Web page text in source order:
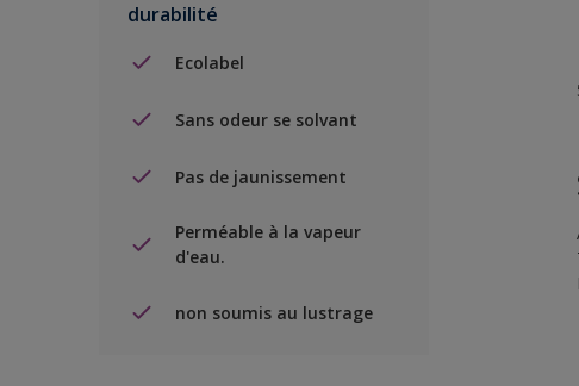
durabilité
Ecolabel
Sans odeur se solvant
Pas de jaunissement
Perméable à la vapeur
d'eau.
non soumis au lustrage